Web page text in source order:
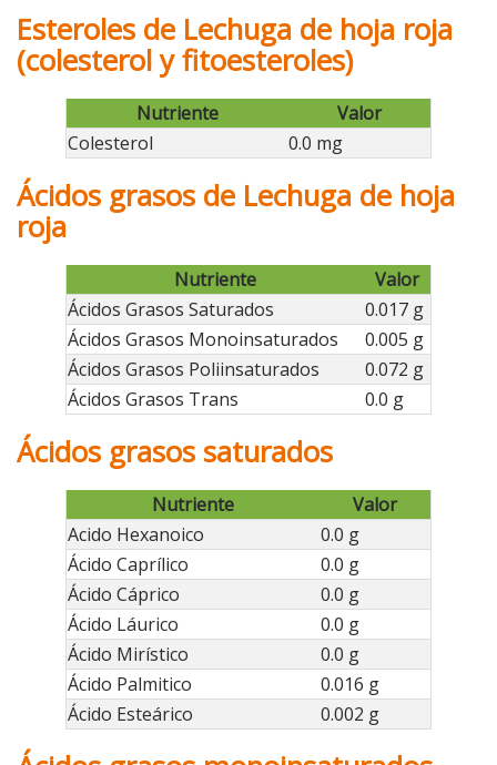
Esteroles de Lechuga de hoja roja
(colesterol y fitoesteroles)
Nutriente
Valor
Colesterol
0.0 mg
Ácidos grasos de Lechuga de hoja
roja
Nutriente
Valor
Ácidos Grasos Saturados
0.017 g
Ácidos Grasos Monoinsaturados
0.005 g
Ácidos Grasos Poliinsaturados
0.072 g
Ácidos Grasos Trans
0.0 g
Ácidos grasos saturados
Nutriente
Valor
Acido Hexanoico
0.0 g
Ácido Caprílico
0.0 g
Ácido Cáprico
0.0 g
Ácido Láurico
0.0 g
Ácido Mirístico
0.0 g
Ácido Palmitico
0.016 g
Ácido Esteárico
0.002 g